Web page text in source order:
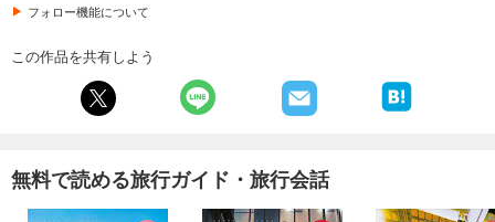
フォロー機能について
この作品を共有しよう
無料で読める旅行ガイド・旅行会話